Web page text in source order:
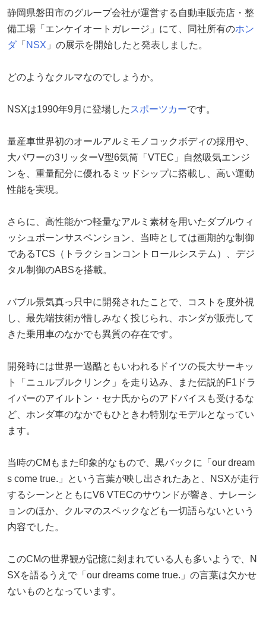
静岡県磐田市のグループ会社が運営する自動車販売店・整
備工場「エンケイオートガレージ」にて、同社所有のホン
ダ 「 NSX 」の展示を開始したと発表しました。
どのようなクルマなのでしょうか。
NSXは1990年9月に登場した スポーツカーです。
量産車世界初のオールアルミモノコックボディの採用や、
大パワーの3リッターV型6気筒「VTEC」自然吸気エンジ
ンを、重量配分に優れるミッドシップに搭載し、高い運動
性能を実現。
さらに、高性能かつ軽量なアルミ素材を用いたダブルウィ
ッシュボーンサスペンション、当時としては画期的な制御
であるTCS（トラクションコントロールシステム）、デジ
タル制御のABSを搭載。
バブル景気真っ只中に開発されたことで、コストを度外視
し、最先端技術が惜しみなく投じられ、ホンダが販売して
きた乗用車のなかでも異質の存在です。
開発時には世界一過酷ともいわれるドイツの長大サーキッ
ト「ニュルブルクリンク」を走り込み、また伝説的F1ドラ
イバーのアイルトン・セナ氏からのアドバイスも受けるな
ど、ホンダ車のなかでもひときわ特別なモデルとなってい
ます。
当時のCMもまた印象的なもので、黒バックに「our dream
s come true.」という言葉が映し出されたあと、NSXが走行
するシーンとともにV6 VTECのサウンドが響き、ナレーシ
ョンのほか、クルマのスペックなども一切語らないという
内容でした。
このCMの世界観が記憶に刻まれている人も多いようで、N
SXを語るうえで「our dreams come true.」の言葉は欠かせ
ないものとなっています。